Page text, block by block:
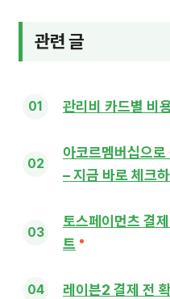
관련 글
관리비 카드별 비
아코르멤버십으
– 지금 바로 체크
토스페이먼츠 결
트
레이븐2 결제 전